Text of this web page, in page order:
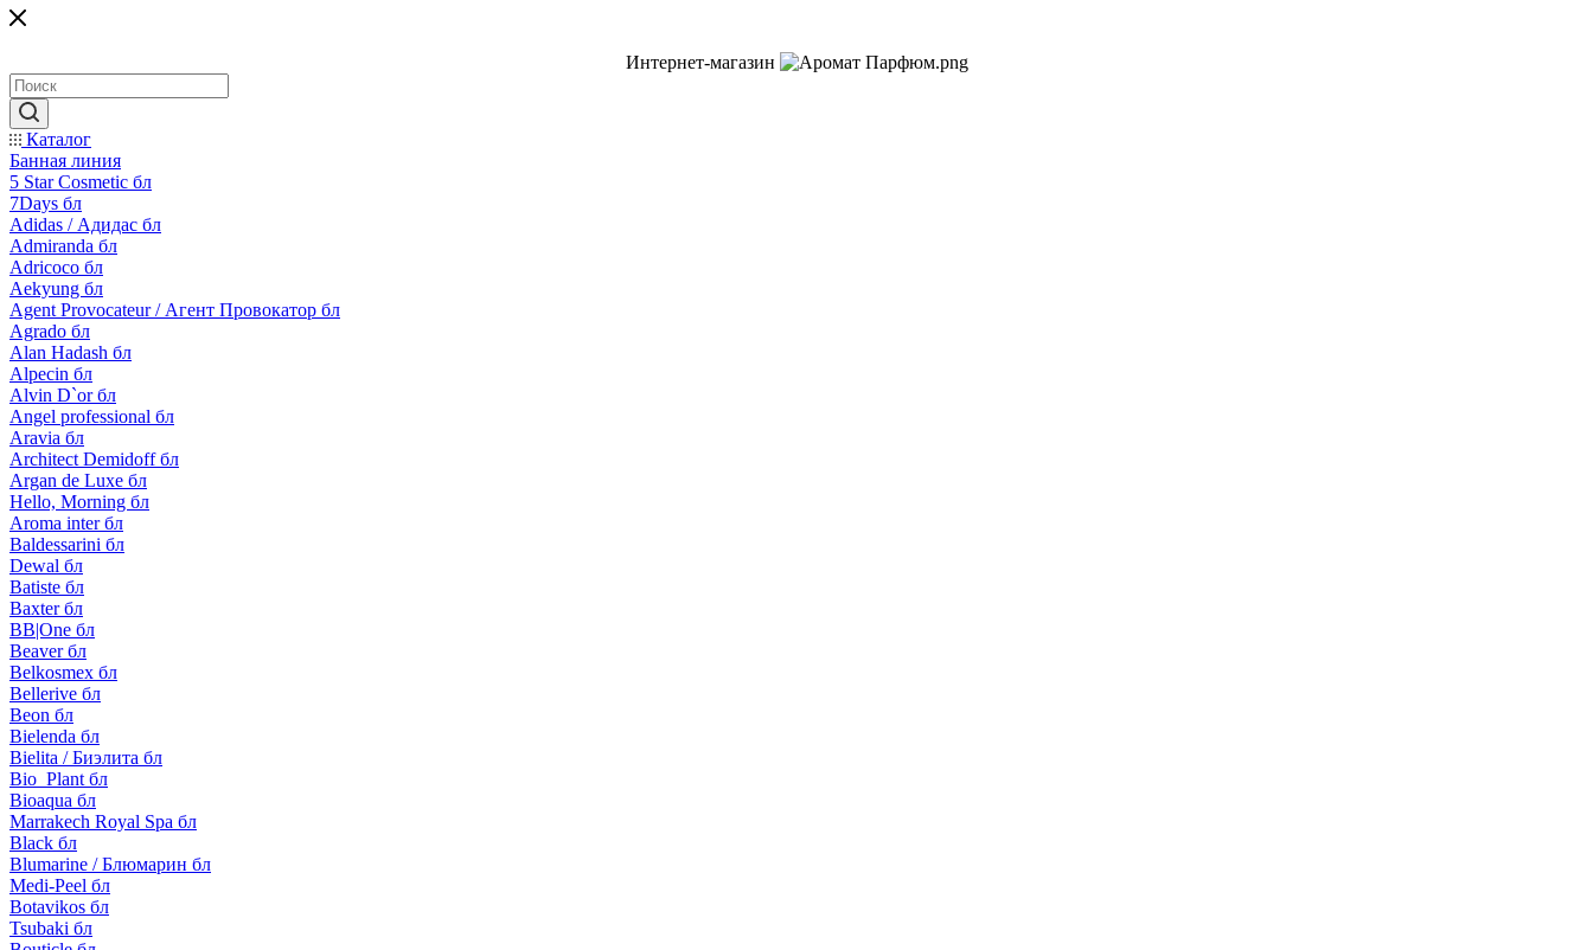
Интернет-магазин
Каталог
Банная линия
5 Star Cosmetic бл
7Days бл
Adidas / Адидас бл
Admiranda бл
Adricoco бл
Aekyung бл
Agent Provocateur / Агент Провокатор бл
Agrado бл
Alan Hadash бл
Alpecin бл
Alvin D`or бл
Angel professional бл
Aravia бл
Architect Demidoff бл
Argan de Luxe бл
Hello, Morning бл
Aroma inter бл
Baldessarini бл
Dewal бл
Batiste бл
Baxter бл
BB|One бл
Beaver бл
Belkosmex бл
Bellerive бл
Beon бл
Bielenda бл
Bielita / Биэлита бл
Bio_Plant бл
Bioaqua бл
Marrakech Royal Spa бл
Black бл
Blumarine / Блюмарин бл
Medi-Peel бл
Botavikos бл
Tsubaki бл